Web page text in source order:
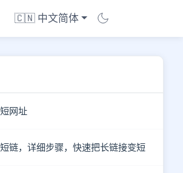
🇨🇳 中文简体
网址
链，详细步骤，快速把长链接变短